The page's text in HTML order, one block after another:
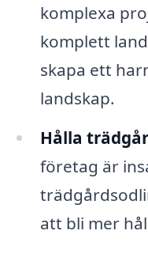
komplexa
komplett
skapa ett
landskap.
Hålla
företag är
att bli mer